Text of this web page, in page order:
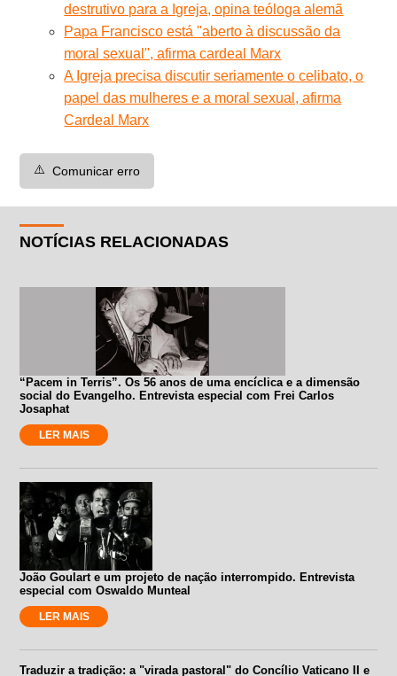
destrutivo para a Igreja, opina teóloga alemã
Papa Francisco está ''aberto à discussão da
moral sexual'', afirma cardeal Marx
A Igreja precisa discutir seriamente o celibato, o
papel das mulheres e a moral sexual, afirma
Cardeal Marx
⚠️ Comunicar erro
NOTÍCIAS RELACIONADAS
“Pacem in Terris”. Os 56 anos de uma encíclica e a dimensão
social do Evangelho. Entrevista especial com Frei Carlos
Josaphat
LER MAIS
João Goulart e um projeto de nação interrompido. Entrevista
especial com Oswaldo Munteal
LER MAIS
Traduzir a tradição: a "virada pastoral" do Concílio Vaticano II e